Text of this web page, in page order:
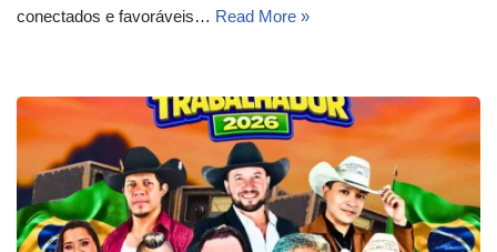
conectados e favoráveis… Read More »